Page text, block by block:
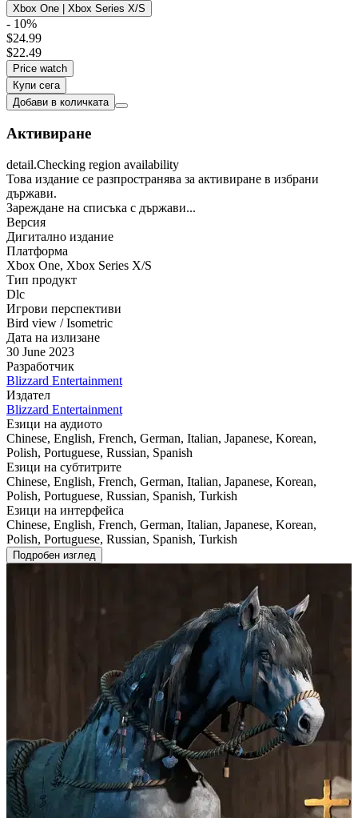
Xbox One | Xbox Series X/S
- 10%
$24.99
$22.49
Price watch
Купи сега
Добави в количката
Активиране
detail.Checking region availability
Това издание се разпространява за активиране в избрани
държави.
Зареждане на списъка с държави...
Версия
Дигитално издание
Платформа
Xbox One, Xbox Series X/S
Тип продукт
Dlc
Игрови перспективи
Bird view / Isometric
Дата на излизане
30 June 2023
Разработчик
Blizzard Entertainment
Издател
Blizzard Entertainment
Езици на аудиото
Chinese, English, French, German, Italian, Japanese, Korean,
Polish, Portuguese, Russian, Spanish
Езици на субтитрите
Chinese, English, French, German, Italian, Japanese, Korean,
Polish, Portuguese, Russian, Spanish, Turkish
Езици на интерфейса
Chinese, English, French, German, Italian, Japanese, Korean,
Polish, Portuguese, Russian, Spanish, Turkish
Подробен изглед